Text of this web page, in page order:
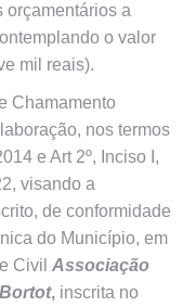
orçamentários a
o valor
mil reais).
Chamamento
nos termos
e Art 2º, Inciso I,
visando a
de conformidade
do Município, em
Civil Associação
, inscrita no